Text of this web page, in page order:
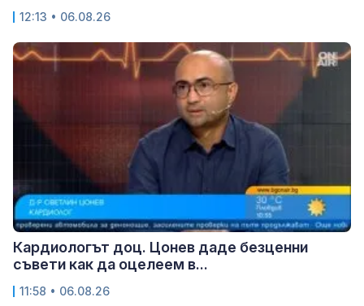
12:13 • 06.08.26
Кардиологът доц. Цонев даде безценни
съвети как да оцелеем в...
11:58 • 06.08.26